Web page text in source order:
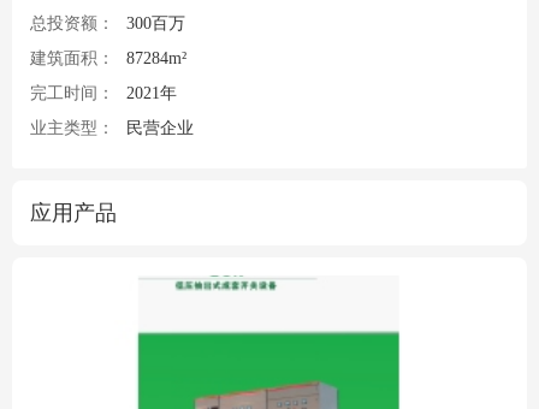
总投资额：
300百万
建筑面积：
87284m²
完工时间：
2021年
业主类型：
民营企业
应用产品